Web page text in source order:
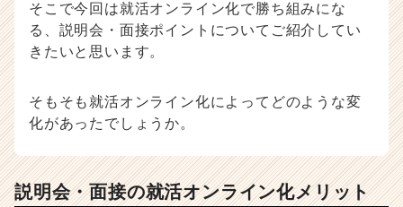
ク
-
人
用
担
向
け
そこで今回は就活オンライン化で勝ち組みにな
る、説明会・面接ポイントについてご紹介してい
きたいと思います。
そもそも就活オンライン化によってどのような変
化があったでしょうか。
説明会・面接の就活オンライン化メリット